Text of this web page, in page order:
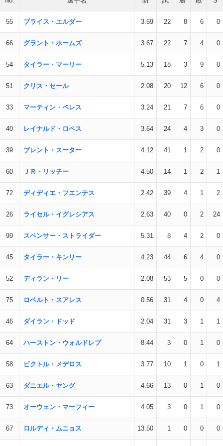
55 ブライス・エルダー 3.69 22 8 6 0
66 グラント・ホームズ 3.67 22 7 4 0
54 タイラー・マーリー 5.13 18 3 9 0
51 クリス・セール 2.08 20 12 6 0
33 マーティン・ペレス 3.24 21 7 6 0
40 レイナルド・ロペス 3.64 24 4 3 0
39 ブレント・スーター 4.12 41 1 2 0
60 ＪＲ・リッチー 4.50 14 1 2 1
72 ディディエ・フエンテス 2.42 39 4 1 2
26 ライセル・イグレシアス 2.63 40 0 2 24
99 スペンサー・ストライダー 5.31 8 4 2 0
45 タイラー・キンリー 4.23 44 6 4 0
52 ディラン・リー 2.08 53 5 0 0
75 ロベルト・スアレス 0.56 31 4 0 4
46 ダイラン・ドッド 2.04 31 3 1 1
64 ハーストン・ウォルドレプ 8.44 3 0 1 0
58 ビクトル・メデロス 3.77 10 1 0 1
63 ダニエル・ヤング 4.66 13 0 1 0
73 オーウェン・マーフィー 4.05 3 0 1 0
67 ロルディ・ムニョス 13.50 1 0 0 0